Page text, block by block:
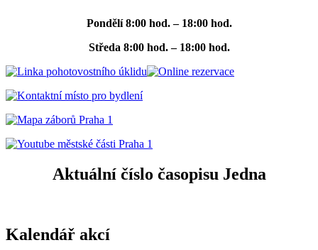
Pondělí 8:00 hod. – 18:00 hod.
Středa 8:00 hod. – 18:00 hod.
Aktuální číslo časopisu Jedna
Kalendář akcí